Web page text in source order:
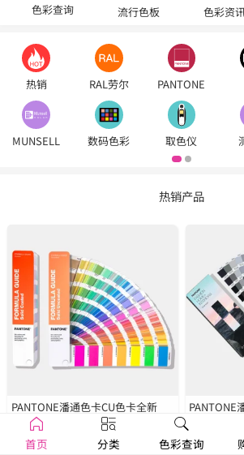
色彩查询 流行色板 色彩资
热销 RAL劳尔 PANTONE
MUNSELL 数码色彩 取色仪
热销产品
PANTONE潘通色卡CU色卡全新
2390色
￥1250
PANTONE
￥1679
首页 分类 色彩查询